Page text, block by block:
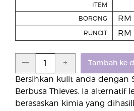
Bersihkan kulit anda dengan
Berbusa Thieves. Ia alternatif
berasaskan kimia yang
ITEM
BORONG RM
RUNCIT RM
Tambah ke